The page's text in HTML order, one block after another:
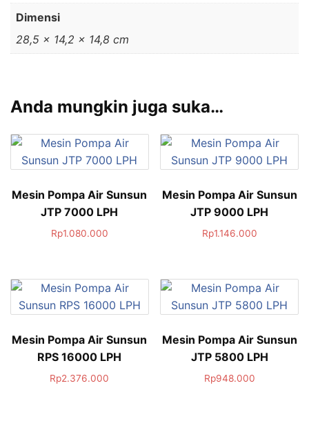
Dimensi
28,5 × 14,2 × 14,8 cm
Anda mungkin juga suka…
Mesin Pompa Air Sunsun
JTP 7000 LPH
Rp1.080.000
Mesin Pompa Air Sunsun
JTP 9000 LPH
Rp1.146.000
Mesin Pompa Air Sunsun
RPS 16000 LPH
Rp2.376.000
Mesin Pompa Air Sunsun
JTP 5800 LPH
Rp948.000